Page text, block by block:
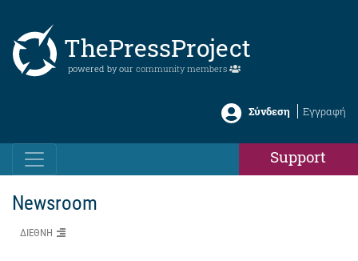
ThePressProject
powered by our community members
Σύνδεση Εγγραφή
Support
Newsroom
ΔΙΕΘΝΗ